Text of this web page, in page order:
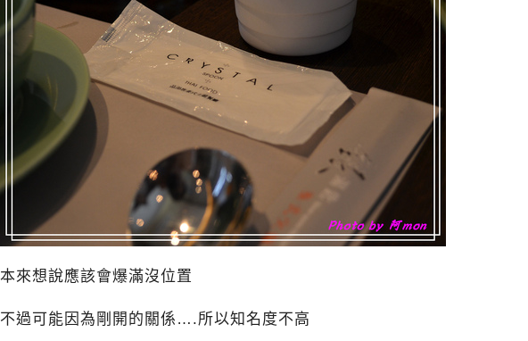
本來想說應該會爆滿沒位置
不過可能因為剛開的關係….所以知名度不高